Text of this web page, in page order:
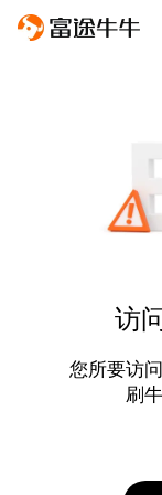
访
您所要访
刷